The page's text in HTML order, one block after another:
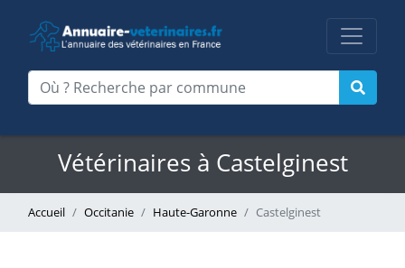
Vétérinaires à Castelginest
Accueil Occitanie Haute-Garonne Castelginest